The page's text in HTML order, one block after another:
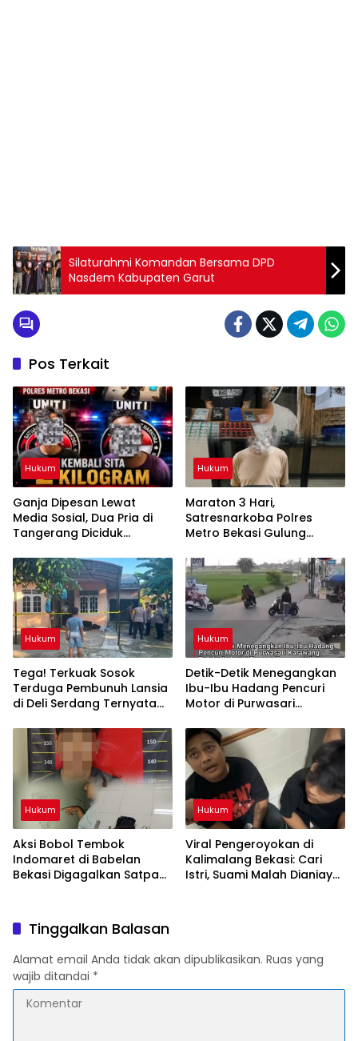
Silaturahmi Komandan Bersama DPD
Nasdem Kabupaten Garut
Pos Terkait
Hukum
Ganja Dipesan Lewat
Media Sosial, Dua Pria di
Tangerang Diciduk
Metro Bekasi
Hukum
Maraton 3 Hari,
Satresnarkoba Polres
Metro Bekasi Gulung
Tramadol
Hukum
Tega! Terkuak Sosok
Terduga Pembunuh Lansia
di Deli Serdang Ternyata
Korban
Hukum
Detik-Detik Menegangkan
Ibu-Ibu Hadang Pencuri
Motor di Purwasari
Tengah Keramaian!
Hukum
Aksi Bobol Tembok
Indomaret di Babelan
Bekasi Digagalkan Satpam
Hukum
Viral Pengeroyokan di
Kalimalang Bekasi: Cari
Istri, Suami Malah Dianiaya
Tinggalkan Balasan
Alamat email Anda tidak akan dipublikasikan. Ruas yang
wajib ditandai *